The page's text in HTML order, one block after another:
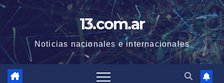
Skip
content
13.com.ar
Noticias nacionales e internacionales